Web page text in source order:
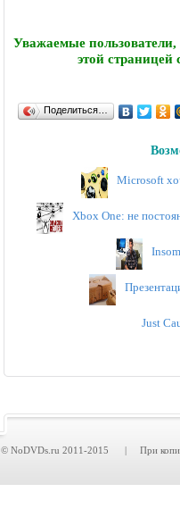
Уважаемые
этой страницей
Поделиться…
Microsoft
Xbox One: не
Just
© NoDVDs.ru 2011-2015 | При